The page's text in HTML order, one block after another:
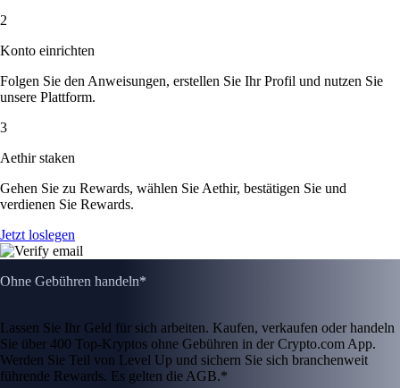
2
Konto einrichten
Folgen Sie den Anweisungen, erstellen Sie Ihr Profil und nutzen Sie
unsere Plattform.
3
Aethir staken
Gehen Sie zu Rewards, wählen Sie Aethir, bestätigen Sie und
verdienen Sie Rewards.
Jetzt loslegen
Ohne Gebühren handeln*
Lassen Sie Ihr Geld für sich arbeiten. Kaufen, verkaufen oder handeln
Sie über 400 Top-Kryptos ohne Gebühren in der Crypto.com App.
Werden Sie Teil von Level Up und sichern Sie sich branchenweit
führende Rewards. Es gelten die AGB.*